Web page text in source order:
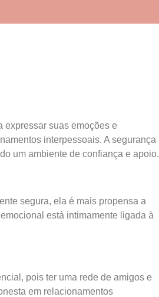
expressar suas emoções e
interpessoais. A segurança
um ambiente de confiança e apoio.
segura, ela é mais propensa a
está intimamente ligada à
pois ter uma rede de amigos e
em relacionamentos